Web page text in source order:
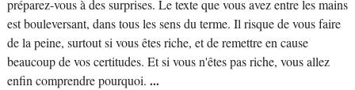
préparez-vous à des surprises. Le texte que vous avez entre les mains
est bouleversant, dans tous les sens du terme. Il risque de vous faire
de la peine, surtout si vous êtes riche, et de remettre en cause
beaucoup de vos certitudes. Et si vous n'êtes pas riche, vous allez
enfin comprendre pourquoi. ...